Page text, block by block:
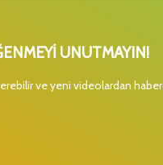
UNUTMAYIN!
ve yeni videolardan